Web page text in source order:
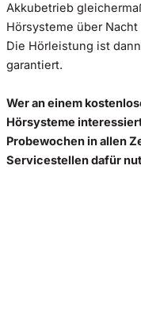
Akkubetrieb
Hörsysteme über
Die Hörleistung ist
garantiert.
Wer an einem
Hörsysteme
Probewochen in allen
Servicestellen dafür